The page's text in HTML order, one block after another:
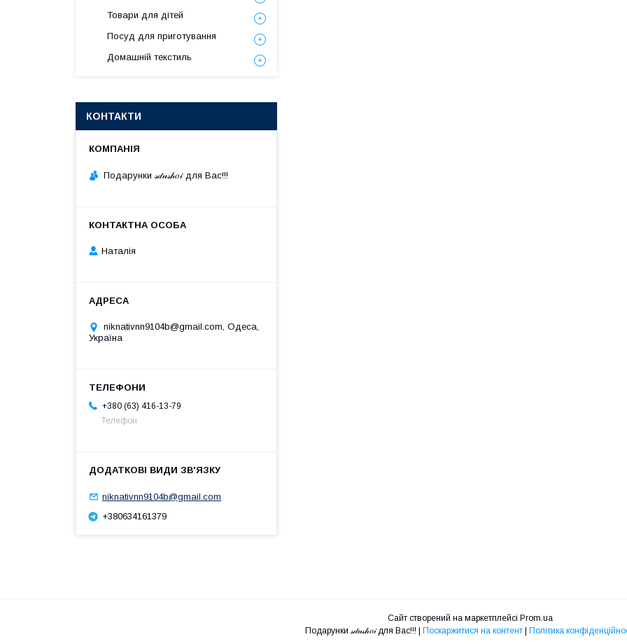
Товари для дітей
Посуд для приготування
Домашній текстиль
КОНТАКТИ
Подарунки 𝓈𝒹𝓊𝓈𝒽𝑜𝒾 для Вас!!!
Наталія
niknativnn9104b@gmail.com, Одеса,
Україна
+380 (63) 416-13-79
Телефон
niknativnn9104b@gmail.com
+380634161379
Сайт створений на маркетплейсі Prom.ua
Поскаржитися на контент Політика